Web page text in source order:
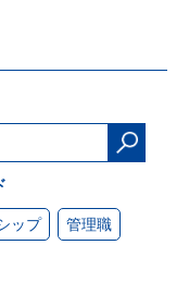
ップ 管理職